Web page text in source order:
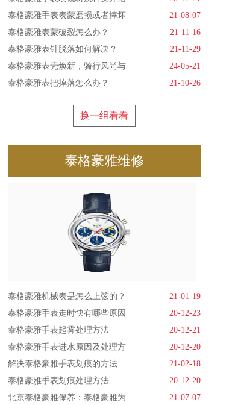
泰格豪雅手表表蒙磨损或者摔坏
21-08-07
泰格豪雅表蒙破裂怎么办？
21-11-16
泰格豪雅表针脱落如何解决？
21-11-29
泰格豪雅表壳焕新，骑行风尚与
24-05-21
泰格豪雅表把掉落怎么办？
21-10-26
换一组看看
泰格豪雅维修
泰格豪雅机械表是怎么上弦的？
21-01-19
泰格豪雅手表走时快有哪些原因
20-12-23
泰格豪雅手表起雾处理方法
20-12-21
泰格豪雅手表进水原因及处理方
20-12-20
解决泰格豪雅手表划痕的方法
21-02-18
泰格豪雅手表划痕处理方法
20-12-20
北京泰格豪雅保养：泰格豪雅为
21-07-07